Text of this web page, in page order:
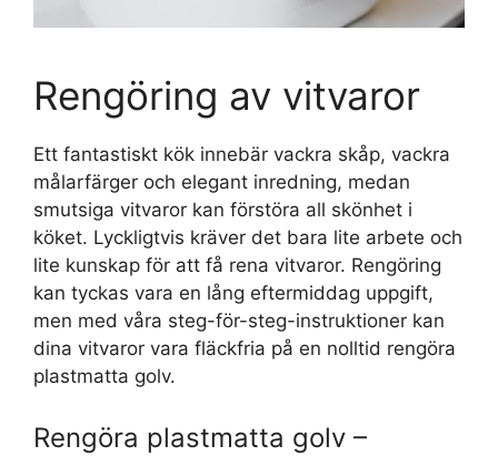
Rengöring av vitvaror
Ett fantastiskt kök innebär vackra skåp, vackra
målarfärger och elegant inredning, medan
smutsiga vitvaror kan förstöra all skönhet i
köket. Lyckligtvis kräver det bara lite arbete och
lite kunskap för att få rena vitvaror. Rengöring
kan tyckas vara en lång eftermiddag uppgift,
men med våra steg-för-steg-instruktioner kan
dina vitvaror vara fläckfria på en nolltid rengöra
plastmatta golv.
Rengöra plastmatta golv –